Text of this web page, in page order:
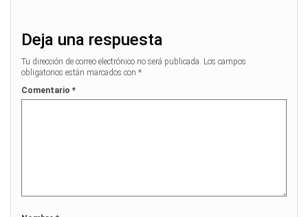
Deja una respuesta
Tu dirección de correo electrónico no será publicada. Los campos
obligatorios están marcados con *
Comentario *